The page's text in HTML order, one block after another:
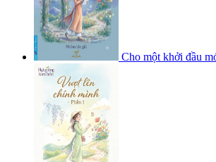
Cho một khởi đầu